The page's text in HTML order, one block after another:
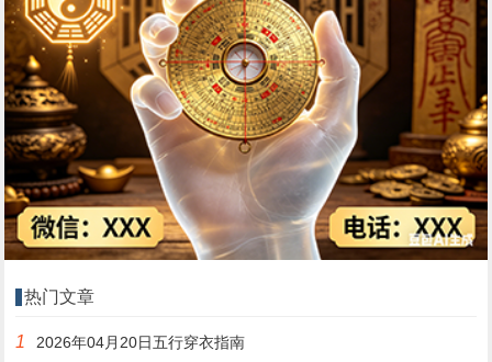
热门文章
1 2026年04月20日五行穿衣指南